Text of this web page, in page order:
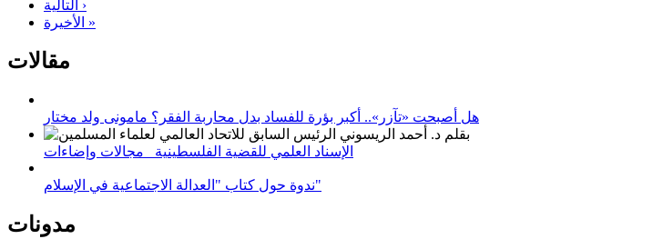
التالية ›
الأخيرة »
مقالات
هل أصبحت «تآزر».. أكبر بؤرة للفساد بدل محاربة الفقر؟ مامونى ولد مختار
الإسناد العلمي للقضية الفلسطينية_ مجالات وإضاءات
ندوة حول كتاب "العدالة الاجتماعية في الإسلام"
مدونات